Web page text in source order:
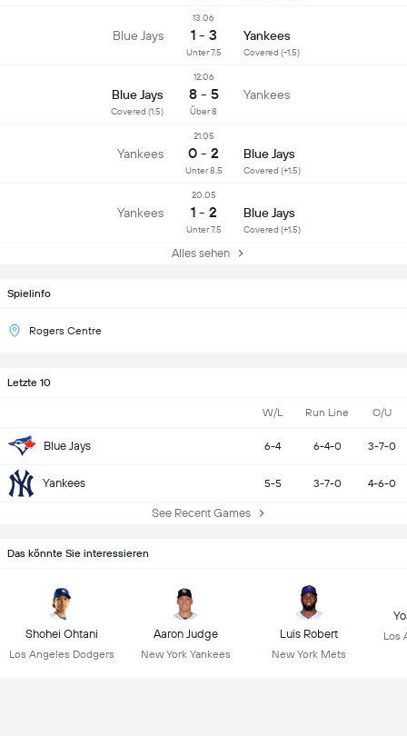
Spielinfo
Rogers Centre
Letzte 10
W/L Run Line O/U
Blue Jays 6-4 6-4-0 3-7-0
Yankees 5-5 3-7-0 4-6-0
See Recent Games
Blue Jays
13.06
1 - 3 Yankees
Covered (-1.5)
Unter 7.5
Blue Jays
Covered (1.5)
12.06
8 - 5 Yankees
Über 8
Yankees
21.05
0 - 2 Blue Jays
Covered (+1.5)
Unter 8.5
Yankees
20.05
1 - 2 Blue Jays
Covered (+1.5)
Unter 7.5
Alles sehen
Das könnte Sie interessieren
Shohei Ohtani
Los Angeles Dodgers
Aaron Judge
New York Yankees
Luis Robert
New York Mets
Los